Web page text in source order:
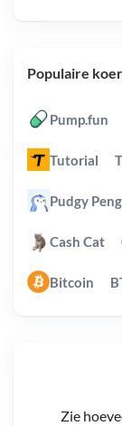
Zie
Populaire
Pump.fun
Tutorial
Pudgy
Cash Cat
Bitcoin